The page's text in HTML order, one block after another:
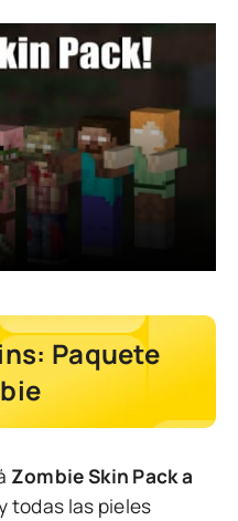
Paquete
Zombie Skin Pack a
todas las pieles